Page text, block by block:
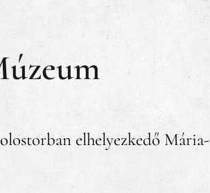
elhelyezkedő Mária-